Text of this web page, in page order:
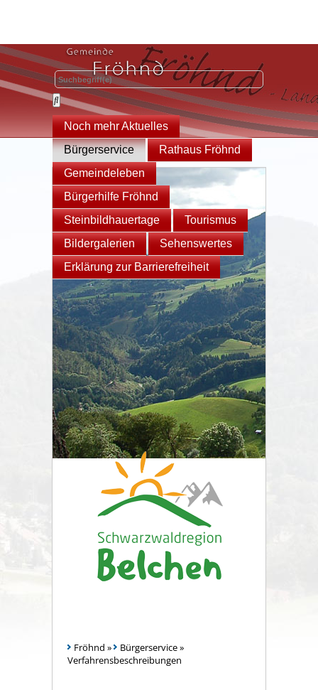
Noch mehr Aktuelles
Bürgerservice
Rathaus Fröhnd
Gemeindeleben
Bürgerhilfe Fröhnd
Steinbildhauertage
Tourismus
Bildergalerien
Sehenswertes
Erklärung zur Barrierefreiheit
Fröhnd » Bürgerservice»
Verfahrensbeschreibungen